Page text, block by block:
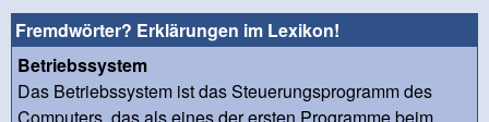
Fremdwörter? Erklärungen im Lexikon!
Betriebssystem
Das Betriebssystem ist das Steuerungsprogramm des
Computers, das als eines der ersten Programme beim